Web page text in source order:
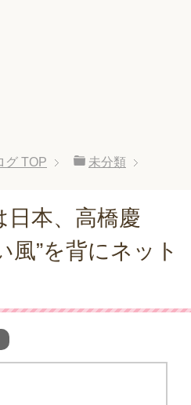
グ TOP 未分類
本、高橋慶
風”を背にネット